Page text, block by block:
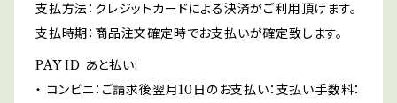
支払方法：クレジットカードによる決済がご利用頂けます。
支払時期：商品注文確定時でお支払いが確定致します。
PAY ID あと払い:
・ コンビニ：ご請求後翌月10日のお支払い：支払い手数料：